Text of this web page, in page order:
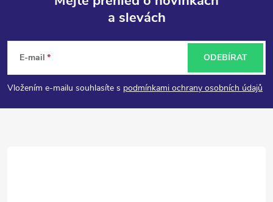
p
a slevách
E-mail
Vložením e-mailu souhlasíte s podmínkami ochrany osobních údajů
ODEBÍRAT